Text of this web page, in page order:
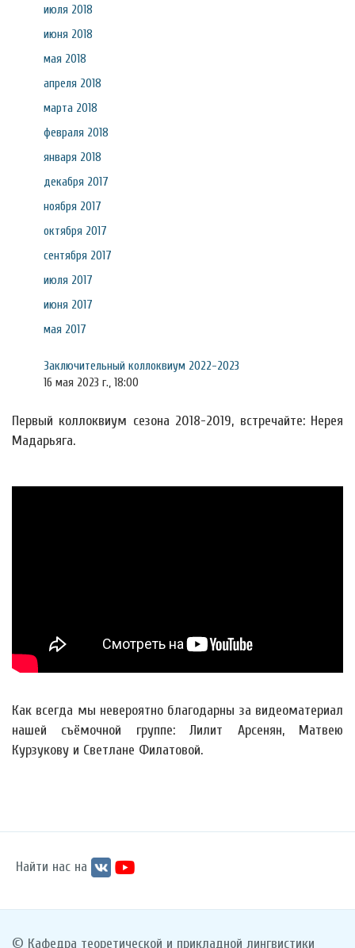
июля 2018
июня 2018
мая 2018
апреля 2018
марта 2018
февраля 2018
января 2018
декабря 2017
ноября 2017
октября 2017
сентября 2017
июля 2017
июня 2017
мая 2017
Заключительный коллоквиум 2022-2023
16 мая 2023 г., 18:00
Первый коллоквиум сезона 2018-2019, встречайте: Нерея
Мадарьяга.
Как всегда мы невероятно благодарны за видеоматериал
нашей съёмочной группе: Лилит Арсенян, Матвею
Курзукову и Светлане Филатовой.
Найти нас на
© Кафедра теоретической и прикладной лингвистики